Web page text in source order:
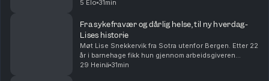
kostholdet og rutinene ikke ble helt som planlagt. I
5 Elo 31min
Fra sykefravær og dårlig helse, til ny hverdag-
Lises historie
Møt Lise Snekkervik fra Sotra utenfor Bergen. Etter 22
år i barnehage fikk hun gjennom arbeidsgiveren
Læringsverkstedet tilbud om oppfølging fra en
29 Heinä 31min